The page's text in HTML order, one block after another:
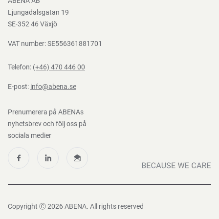
Nedladdningar
Ljungadalsgatan 19
SE-352 46 Växjö
VAT number: SE556361881701
Telefon: (+46) 470 446 00
E-post: info@abena.se
Prenumerera på ABENAs
nyhetsbrev och följ oss på
sociala medier
Copyright Ⓒ 2026 ABENA. All rights reserved